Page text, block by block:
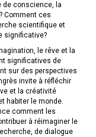
de conscience, la
Comment ces
scientifique et
significative?
le rêve et la
significatives de
sur des perspectives
invite à réfléchir
et la créativité
habiter le monde.
comment les
à réimaginer le
de dialogue